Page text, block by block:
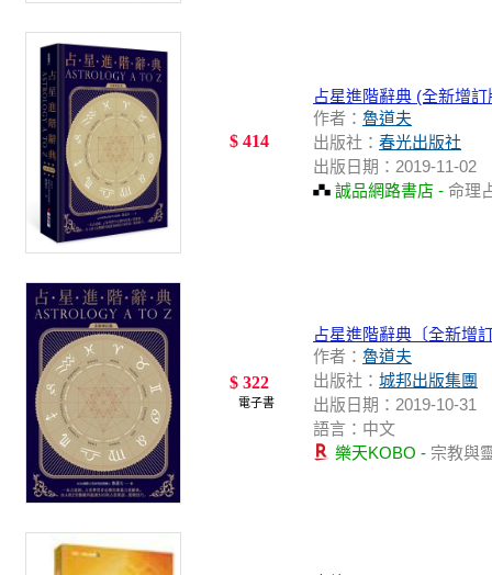
$ 414
占星進階辭典 (全新增訂
作者： 魯道夫
出版社： 春光出版社
出版日期：2019-11-02
誠品網路書店 - 命理
$ 322
電子書
占星進階辭典〔全新增
作者： 魯道夫
出版社： 城邦出版集團
出版日期：2019-10-31
語言：中文
樂天KOBO - 宗教與